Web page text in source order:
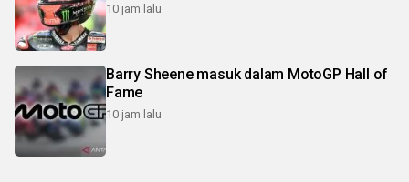
10 jam lalu
Barry Sheene masuk dalam MotoGP Hall of
Fame
10 jam lalu